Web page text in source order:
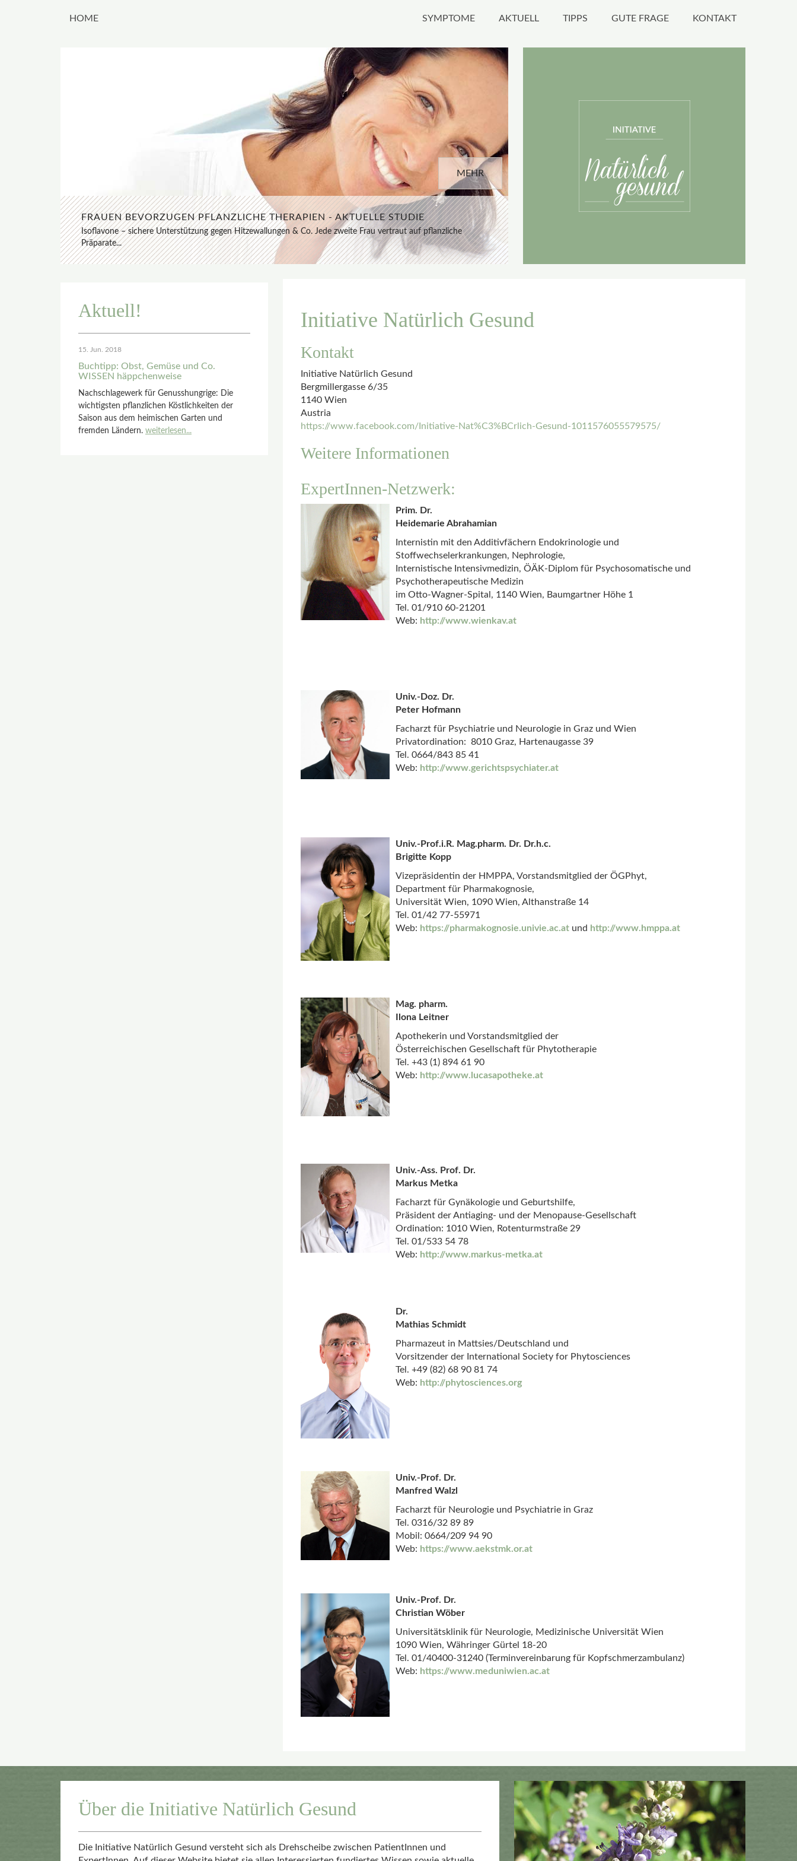
HOME SYMPTOME AKTUELL TIPPS GUTE FRAGE KONTAKT
FRAUEN BEVORZUGEN PFLANZLICHE THERAPIEN - AKTUELLE STUDIE
Isoflavone – sichere Unterstützung gegen Hitzewallungen & Co. Jede zweite Frau vertraut auf pflanzliche
Präparate...
MEHR
MAGNESIUM UND AMINOSÄUREN: ESSENTIELL FÜR ERFOLG IM SPORT
Neuer Sportdrink aus der Apotheke sorgt für mehr Muskelkraft, Ausdauer und schnelle Regeneration ...
MEHR
Initiative Natürlich Gesund
Kontakt
Initiative Natürlich Gesund
Bergmillergasse 6/35
1140 Wien
Austria
https://www.facebook.com/Initiative-Nat%C3%BCrlich-Gesund-1011576055579575/
Weitere Informationen
ExpertInnen-Netzwerk:
Prim. Dr.
Heidemarie Abrahamian
Internistin mit den Additivfächern Endokrinologie und
Stoffwechselerkrankungen, Nephrologie,
Internistische Intensivmedizin, ÖÄK-Diplom für Psychosomatische und
Psychotherapeutische Medizin
im Otto-Wagner-Spital, 1140 Wien, Baumgartner Höhe 1
Tel. 01/910 60-21201
Web: http://www.wienkav.at
Univ.-Doz. Dr.
Peter Hofmann
Facharzt für Psychiatrie und Neurologie in Graz und Wien
Privatordination: 8010 Graz, Hartenaugasse 39
Tel. 0664/843 85 41
Web: http://www.gerichtspsychiater.at
Univ.-Prof.i.R. Mag.pharm. Dr. Dr.h.c.
Brigitte Kopp
Vizepräsidentin der HMPPA, Vorstandsmitglied der ÖGPhyt,
Department für Pharmakognosie,
Universität Wien, 1090 Wien, Althanstraße 14
Tel. 01/42 77-55971
Web: https://pharmakognosie.univie.ac.at und http://www.hmppa.at
Mag. pharm.
Ilona Leitner
Apothekerin und Vorstandsmitglied der
Österreichischen Gesellschaft für Phytotherapie
Tel. +43 (1) 894 61 90
Web: http://www.lucasapotheke.at
Univ.-Ass. Prof. Dr.
Markus Metka
Facharzt für Gynäkologie und Geburtshilfe,
Präsident der Antiaging- und der Menopause-Gesellschaft
Ordination: 1010 Wien, Rotenturmstraße 29
Tel. 01/533 54 78
Web: http://www.markus-metka.at
Dr.
Mathias Schmidt
Pharmazeut in Mattsies/Deutschland und
Vorsitzender der International Society for Phytosciences
Tel. +49 (82) 68 90 81 74
Web: http://phytosciences.org
Univ.-Prof. Dr.
Manfred Walzl
Facharzt für Neurologie und Psychiatrie in Graz
Tel. 0316/32 89 89
Mobil: 0664/209 94 90
Web: https://www.aekstmk.or.at
Univ.-Prof. Dr.
Christian Wöber
Universitätsklinik für Neurologie, Medizinische Universität Wien
1090 Wien, Währinger Gürtel 18-20
Tel. 01/40400-31240 (Terminvereinbarung für Kopfschmerzambulanz)
Web: https://www.meduniwien.ac.at
Aktuell!
15. Jun. 2018
Buchtipp: Obst, Gemüse und Co.
WISSEN häppchenweise
Nachschlagewerk für Genusshungrige: Die
wichtigsten pflanzlichen Köstlichkeiten der
Saison aus dem heimischen Garten und
fremden Ländern. weiterlesen...
Über die Initiative Natürlich Gesund
Die Initiative Natürlich Gesund versteht sich als Drehscheibe zwischen PatientInnen und